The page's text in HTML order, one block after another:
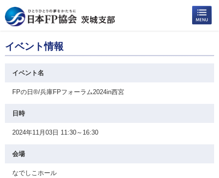
イベント情報
イベント名
FPの日®/兵庫FPフォーラム2024in西宮
日時
2024年11月03日 11:30～16:30
会場
なでしこホール